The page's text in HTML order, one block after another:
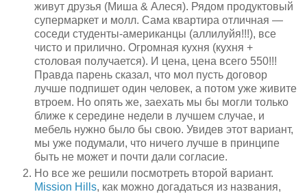
живут друзья (Миша & Алеся). Рядом продуктовый
супермаркет и молл. Сама квартира отличная —
соседи студенты-американцы (аллилуйя!!!), все
чисто и прилично. Огромная кухня (кухня +
столовая получается). И цена, цена всего 550!!!
Правда парень сказал, что мол пусть договор
лучше подпишет один человек, а потом уже живите
втроем. Но опять же, заехать мы бы могли только
ближе к середине недели в лучшем случае, и
мебель нужно было бы свою. Увидев этот вариант,
мы уже подумали, что ничего лучше в принципе
быть не может и почти дали согласие.
Но все же решили посмотреть второй вариант.
Mission Hills, как можно догадаться из названия,